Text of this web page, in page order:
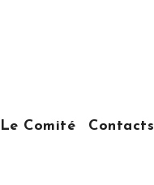
Le Comité Contacts